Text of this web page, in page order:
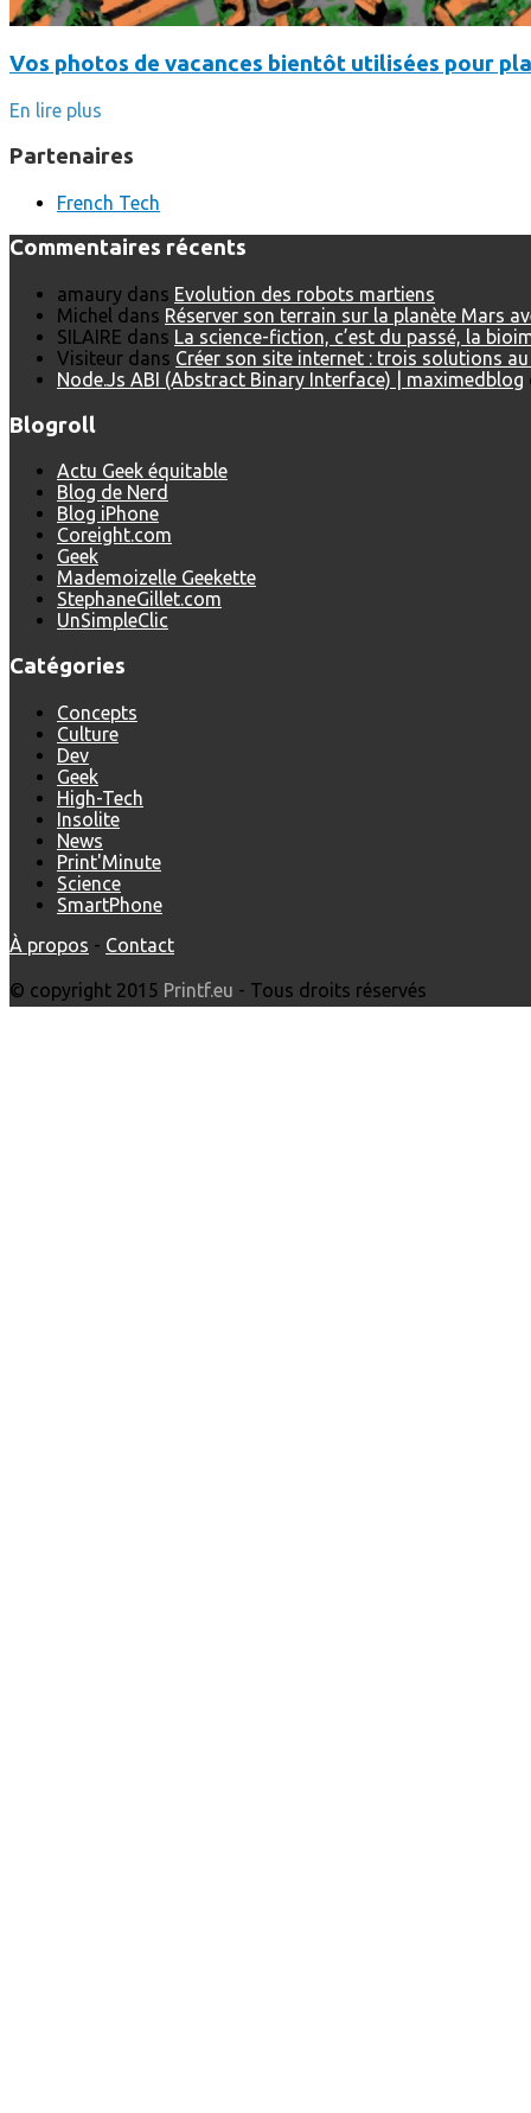
Vos photos de vacances bientôt utilisées pour
En lire plus
Partenaires
French Tech
Commentaires récents
amaury dans Evolution des robots martiens
Michel dans Réserver son terrain sur la planète Mars
SILAIRE dans La science-fiction, c’est du passé, la
Visiteur dans Créer son site internet : trois solutions au
Node.Js ABI (Abstract Binary Interface) | maximedblog
Blogroll
Actu Geek équitable
Blog de Nerd
Blog iPhone
Coreight.com
Geek
Mademoizelle Geekette
StephaneGillet.com
UnSimpleClic
Catégories
Concepts
Culture
Dev
Geek
High-Tech
Insolite
News
Print'Minute
Science
SmartPhone
À propos - Contact
© copyright 2015 Printf.eu - Tous droits réservés